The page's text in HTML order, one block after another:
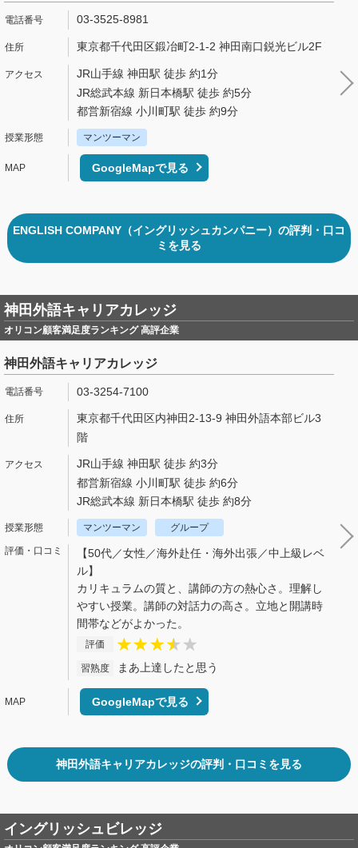
03-3525-8981
東京都千代田区鍛冶町2-1-2 神田南口鋭光ビル2F
JR山手線 神田駅 徒歩 約1分
JR総武本線 新日本橋駅 徒歩 約5分
都営新宿線 小川町駅 徒歩 約9分
マンツーマン
GoogleMapで見る
ENGLISH COMPANY（イングリッシュカンパニー）の評判・口コ
ミを見る
神田外語キャリアカレッジ
オリコン顧客満足度ランキング 高評企業
神田外語キャリアカレッジ
03-3254-7100
東京都千代田区内神田2-13-9 神田外語本部ビル3
階
JR山手線 神田駅 徒歩 約3分
都営新宿線 小川町駅 徒歩 約6分
JR総武本線 新日本橋駅 徒歩 約8分
マンツーマン グループ
【50代／女性／海外赴任・海外出張／中上級レベ
ル】
カリキュラムの質と、講師の方の熱心さ。理解し
やすい授業。講師の対話力の高さ。立地と開講時
間帯などがよかった。
評価
習熟度 まあ上達したと思う
GoogleMapで見る
神田外語キャリアカレッジの評判・口コミを見る
イングリッシュビレッジ